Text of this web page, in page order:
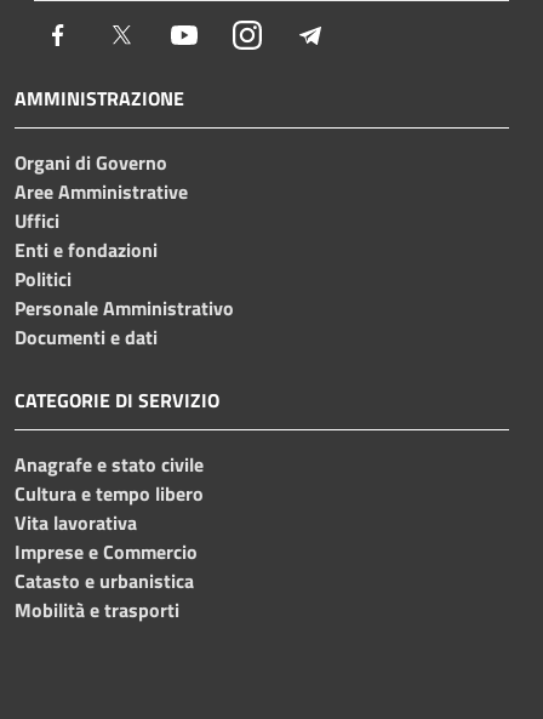
Facebook Twitter YoutubeInstagram
AMMINISTRAZIONE
Organi di Governo
Aree Amministrative
Uffici
Enti e fondazioni
Politici
Personale Amministrativo
Documenti e dati
CATEGORIE DI SERVIZIO
Anagrafe e stato civile
Cultura e tempo libero
Vita lavorativa
Imprese e Commercio
Catasto e urbanistica
Mobilità e trasporti